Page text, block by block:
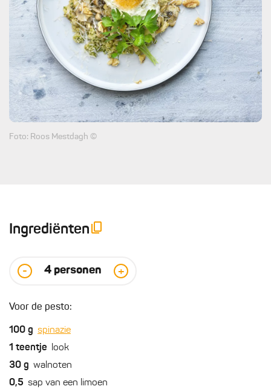
Foto: Roos Mestdagh ©
Ingrediënten
- 4 personen +
Voor de pesto:
100 g spinazie
1 teentje look
30 g walnoten
0,5 sap van een limoen